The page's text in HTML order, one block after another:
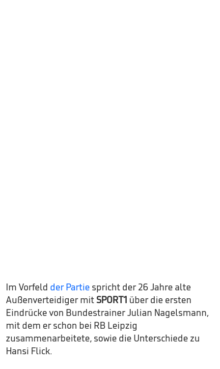
Im Vorfeld der Partie spricht der 26 Jahre alte
Außenverteidiger mit SPORT1 über die ersten
Eindrücke von Bundestrainer Julian Nagelsmann,
mit dem er schon bei RB Leipzig
zusammenarbeitete, sowie die Unterschiede zu
Hansi Flick.